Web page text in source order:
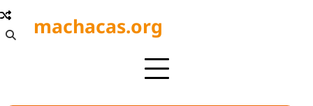
Skip
to
content
machacas.org